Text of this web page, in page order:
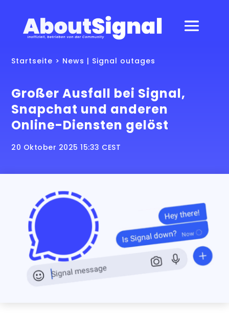
Startseite > News | Signal outages
Großer Ausfall bei Signal,
Snapchat und anderen
Online-Diensten gelöst
20 Oktober 2025 15:33 CEST